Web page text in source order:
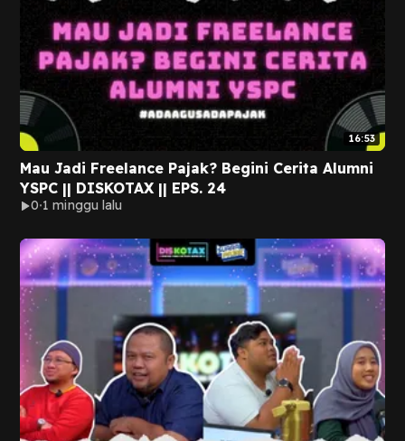
16:53
Mau Jadi Freelance Pajak? Begini Cerita Alumni
YSPC || DISKOTAX || EPS. 24
0 1 minggu lalu